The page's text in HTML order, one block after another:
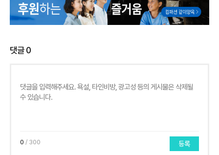
댓글0
0 / 300 등록